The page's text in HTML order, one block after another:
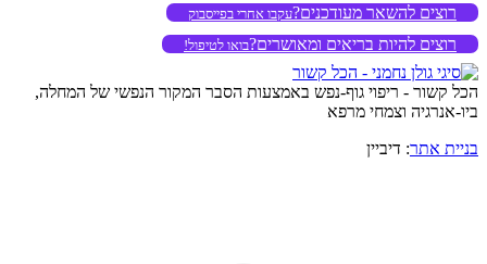
רוצים להשאר מעודכנים?עקבו אחרי בפייסבוק
רוצים להיות בריאים ומאושרים?בואו לטיפול!
הכל קשור - ריפוי גוף-נפש באמצעות הסבר המקור הנפשי של המחלה,
ביו-אנרגיה וצמחי מרפא
בניית אתר: דיביין